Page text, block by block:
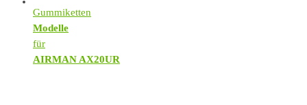
Gummiketten
Modelle
für
AIRMAN AX20UR